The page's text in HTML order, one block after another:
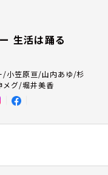
生活は踊る
/小笠原亘/山内あゆ/杉
メグ/堀井美香